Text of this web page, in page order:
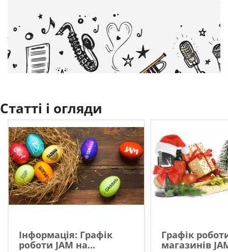
Статті і огляди
Інформація: Графік
роботи JAM на...
Графік
магазинів